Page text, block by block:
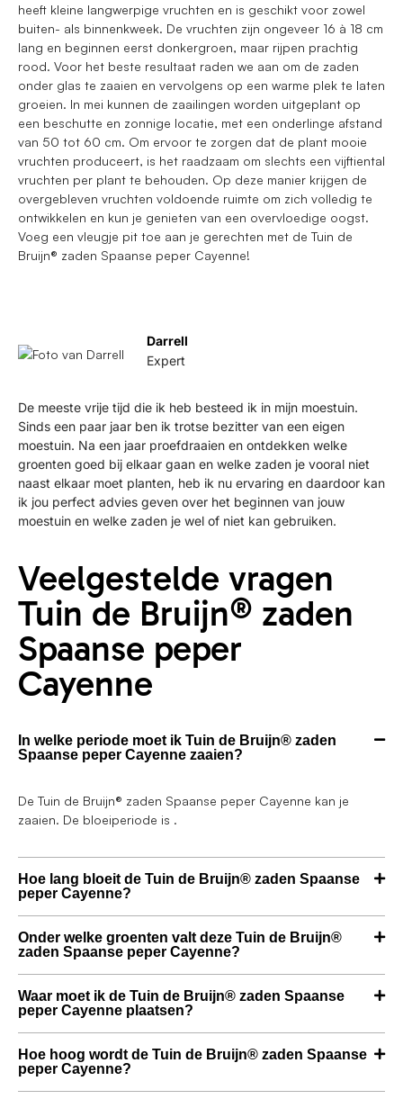
heeft kleine langwerpige vruchten en is geschikt voor zowel
buiten- als binnenkweek. De vruchten zijn ongeveer 16 à 18 cm
lang en beginnen eerst donkergroen, maar rijpen prachtig
rood. Voor het beste resultaat raden we aan om de zaden
onder glas te zaaien en vervolgens op een warme plek te laten
groeien. In mei kunnen de zaailingen worden uitgeplant op
een beschutte en zonnige locatie, met een onderlinge afstand
van 50 tot 60 cm. Om ervoor te zorgen dat de plant mooie
vruchten produceert, is het raadzaam om slechts een vijftiental
vruchten per plant te behouden. Op deze manier krijgen de
overgebleven vruchten voldoende ruimte om zich volledig te
ontwikkelen en kun je genieten van een overvloedige oogst.
Voeg een vleugje pit toe aan je gerechten met de Tuin de
Bruijn® zaden Spaanse peper Cayenne!
Darrell
Expert
De meeste vrije tijd die ik heb besteed ik in mijn moestuin.
Sinds een paar jaar ben ik trotse bezitter van een eigen
moestuin. Na een jaar proefdraaien en ontdekken welke
groenten goed bij elkaar gaan en welke zaden je vooral niet
naast elkaar moet planten, heb ik nu ervaring en daardoor kan
ik jou perfect advies geven over het beginnen van jouw
moestuin en welke zaden je wel of niet kan gebruiken.
Veelgestelde vragen
Tuin de Bruijn® zaden
Spaanse peper
Cayenne
In welke periode moet ik Tuin de Bruijn® zaden
Spaanse peper Cayenne zaaien?
De Tuin de Bruijn® zaden Spaanse peper Cayenne kan je
zaaien. De bloeiperiode is .
Hoe lang bloeit de Tuin de Bruijn® zaden Spaanse
peper Cayenne?
Onder welke groenten valt deze Tuin de Bruijn®
zaden Spaanse peper Cayenne?
Waar moet ik de Tuin de Bruijn® zaden Spaanse
peper Cayenne plaatsen?
Hoe hoog wordt de Tuin de Bruijn® zaden Spaanse
peper Cayenne?